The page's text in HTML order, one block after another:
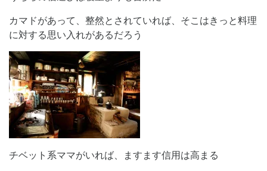
カマドがあって、整然とされていれば、そこはきっと料理
に対する思い入れがあるだろう
チベット系ママがいれば、ますます信用は高まる